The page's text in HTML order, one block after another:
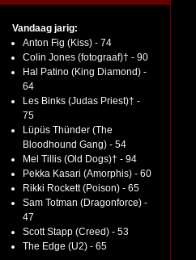
Vandaag jarig:
Anton Fig (Kiss) - 74
Colin Jones (fotograaf)† - 90
Hal Patino (King Diamond) -
64
Les Binks (Judas Priest)† -
75
Lüpüs Thünder (The
Bloodhound Gang) - 54
Mel Tillis (Old Dogs)† - 94
Pekka Kasari (Amorphis) - 60
Rikki Rockett (Poison) - 65
Sam Totman (Dragonforce) -
47
Scott Stapp (Creed) - 53
The Edge (U2) - 65